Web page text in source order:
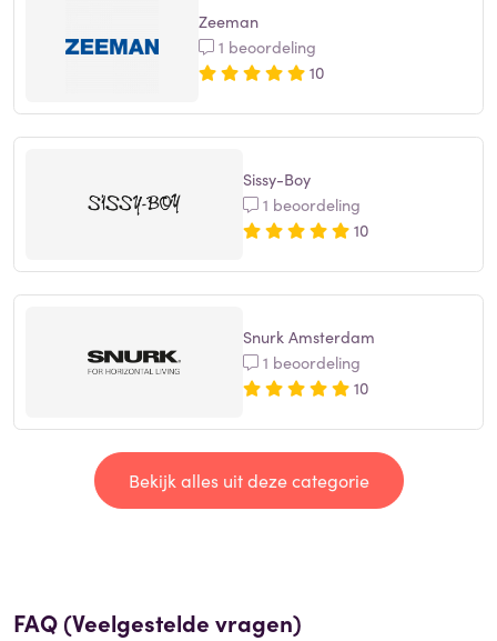
Zeeman
1 beoordeling
10
Sissy-Boy
1 beoordeling
10
Snurk Amsterdam
1 beoordeling
10
Bekijk alles uit deze categorie
FAQ (Veelgestelde vragen)